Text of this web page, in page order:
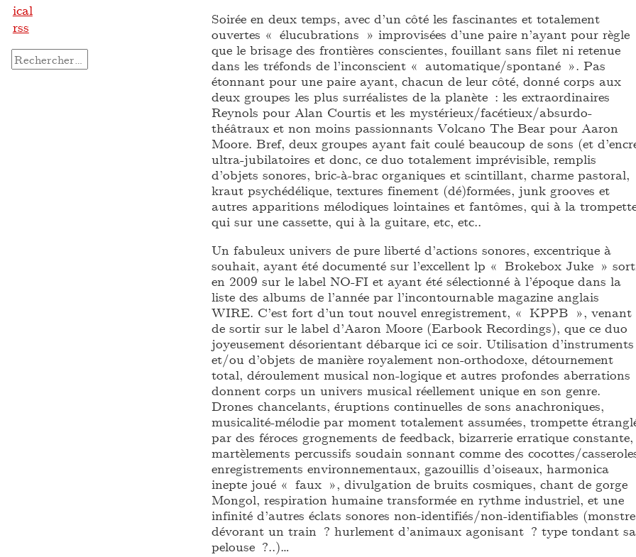
Soirée en deux temps, avec d’un côté les fascinantes et totalement
ouvertes « élucubrations » improvisées d’une paire n’ayant pour règle
que le brisage des frontières conscientes, fouillant sans filet ni retenue
dans les tréfonds de l’inconscient « automatique/spontané ». Pas
étonnant pour une paire ayant, chacun de leur côté, donné corps aux
deux groupes les plus surréalistes de la planète : les extraordinaires
Reynols pour Alan Courtis et les mystérieux/facétieux/absurdo-
théâtraux et non moins passionnants Volcano The Bear pour Aaron
Moore. Bref, deux groupes ayant fait coulé beaucoup de sons (et
ultra-jubilatoires et donc, ce duo totalement imprévisible, remplis
d’objets sonores, bric-à-brac organiques et scintillant, charme pastoral,
kraut psychédélique, textures finement (dé)formées, junk grooves et
autres apparitions mélodiques lointaines et fantômes, qui à la
qui sur une cassette, qui à la guitare, etc, etc..
Un fabuleux univers de pure liberté d’actions sonores, excentrique à
souhait, ayant été documenté sur l’excellent lp « Brokebox Juke »
en 2009 sur le label NO-FI et ayant été sélectionné à l’époque dans la
liste des albums de l’année par l’incontournable magazine anglais
WIRE. C’est fort d’un tout nouvel enregistrement, « KPPB », venant
de sortir sur le label d’Aaron Moore (Earbook Recordings), que ce duo
joyeusement désorientant débarque ici ce soir. Utilisation d’instruments
et/ou d’objets de manière royalement non-orthodoxe, détournement
total, déroulement musical non-logique et autres profondes aberrations
donnent corps un univers musical réellement unique en son genre.
Drones chancelants, éruptions continuelles de sons anachroniques,
musicalité-mélodie par moment totalement assumées, trompette
par des féroces grognements de feedback, bizarrerie erratique constante,
martèlements percussifs soudain sonnant comme des cocottes/
enregistrements environnementaux, gazouillis d’oiseaux, harmonica
inepte joué « faux », divulgation de bruits cosmiques, chant de gorge
Mongol, respiration humaine transformée en rythme industriel, et une
infinité d’autres éclats sonores non-identifiés/non-identifiables (monstre
dévorant un train ? hurlement d’animaux agonisant ? type tondant sa
pelouse ?..)…
ical
rss
Rechercher :